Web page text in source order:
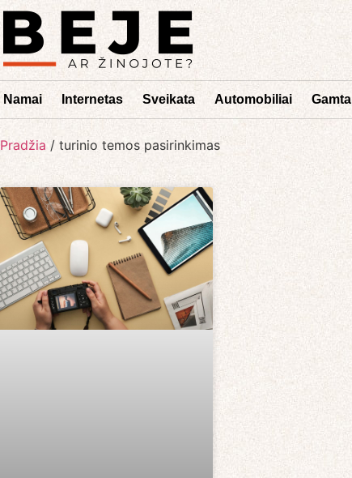
Namai Internetas Sveikata Automobiliai Gamta
Pradžia / turinio temos pasirinkimas